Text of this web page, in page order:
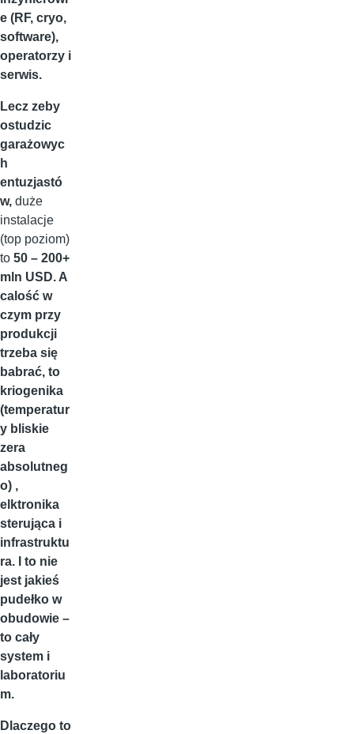
e (RF, cryo,
software),
operatorzy i
serwis.
Lecz zeby
ostudzic
garażowyc
h
entuzjastó
w, duże
instalacje
(top poziom)
to 50 – 200+
mln USD. A
calość w
czym przy
produkcji
trzeba się
babrać, to
kriogenika
(temperatur
y bliskie
zera
absolutneg
o) ,
elktronika
sterująca i
infrastruktu
ra. I to nie
jest jakieś
pudełko w
obudowie –
to cały
system i
laboratoriu
m.
Dlaczego to